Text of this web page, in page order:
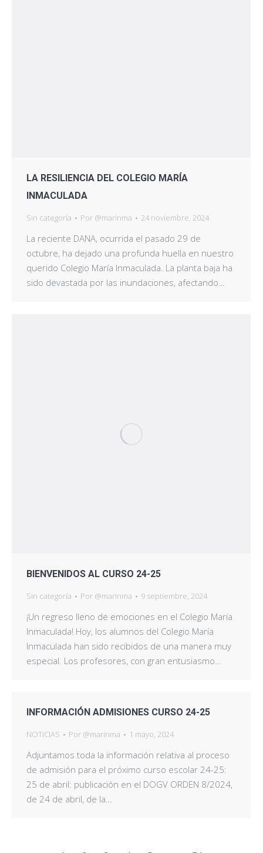
LA RESILIENCIA DEL COLEGIO MARÍA
INMACULADA
Sin categoría Por @marinma 24 noviembre, 2024
La reciente DANA, ocurrida el pasado 29 de
octubre, ha dejado una profunda huella en nuestro
querido Colegio María Inmaculada. La planta baja ha
sido devastada por las inundaciones, afectando…
BIENVENIDOS AL CURSO 24-25
Sin categoría Por @marinma 9 septiembre, 2024
¡Un regreso lleno de emociones en el Colegio María
Inmaculada! Hoy, los alumnos del Colegio María
Inmaculada han sido recibidos de una manera muy
especial. Los profesores, con gran entusiasmo…
INFORMACIÓN ADMISIONES CURSO 24-25
NOTICIAS Por @marinma 1 mayo, 2024
Adjuntamos toda la información relativa al proceso
de admisión para el próximo curso escolar 24-25:
25 de abril: publicación en el DOGV ORDEN 8/2024,
de 24 de abril, de la…